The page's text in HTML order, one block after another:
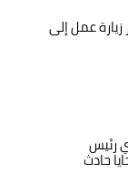
عمل إلى
حادث